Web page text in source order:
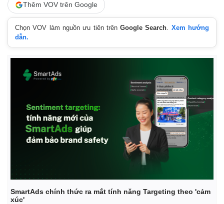
Thêm VOV trên Google
Chọn VOV làm nguồn ưu tiên trênGoogle Search. Xem hướng
dẫn.
SmartAds chính thức ra mắt tính năng Targeting theo 'cảm
xúc'